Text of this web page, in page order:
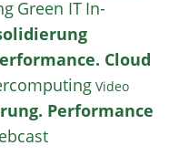
Green IT In-
Cloud
Video
Performance